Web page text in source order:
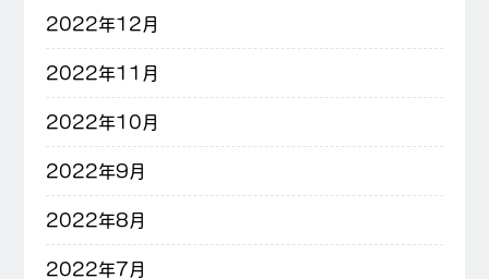
2022年12月
2022年11月
2022年10月
2022年9月
2022年8月
2022年7月